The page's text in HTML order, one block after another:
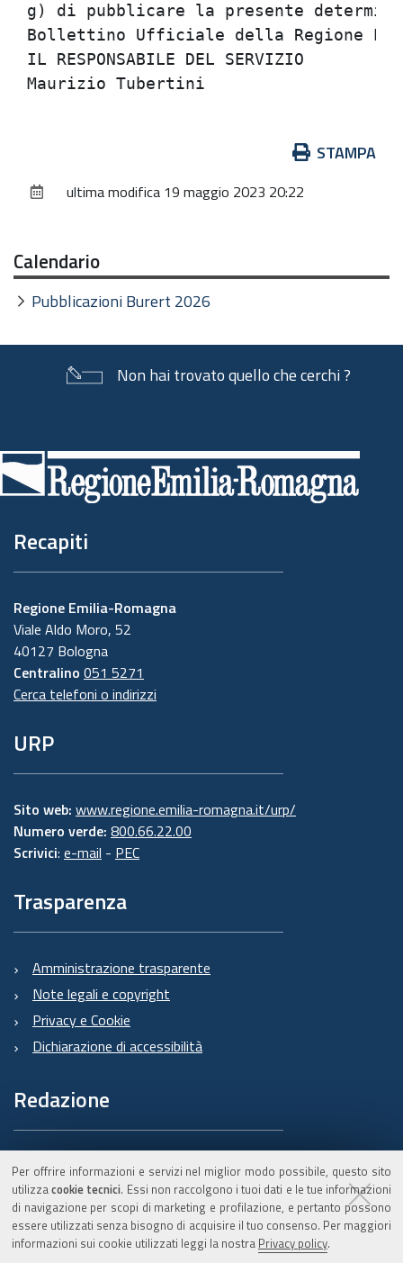
Per offrire informazioni e servizi nel miglior modo possibile, questo sito
utilizzacookie tecnici. Essi non raccolgono i tuoi dati e le tue informazioni
di navigazione per scopi di marketing e profilazione, e pertanto possono
essere utilizzati senza bisogno di acquisire il tuo consenso. Per maggiori
informazioni sui cookie utilizzati leggi la nostra Privacy policy.
g) di pubblicare la presente
Bollettino Ufficiale
IL
documento
STAMPA
ultima modifica 19 maggio 2023 20:22
Calendario
Pubblicazioni Burert 2026
Non hai trovato quello che cerchi ?
di
pagina
Recapiti
Regione Emilia-Romagna
Viale Aldo Moro, 52
40127 Bologna
Centralino 051 5271
Cerca telefoni o indirizzi
URP
Sito web: www.regione.emilia-romagna.it/urp/
Numero verde: 800.66.22.00
Scrivici: e-mail - PEC
Trasparenza
Amministrazione trasparente
Note legali e copyright
Privacy e Cookie
Dichiarazione di accessibilità
Redazione
Informazioni sul Burert
e contatti